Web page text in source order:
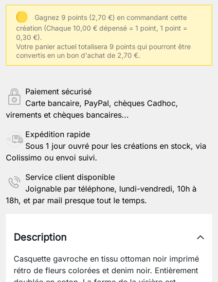
Gagnez 9 points (2,70 €) en commandant cette
création (Chaque 10,00 € dépensé = 1 point, 1 point =
0,30 €).
Votre panier actuel totalisera 9 points qui pourront être
convertis en un bon d'achat de 2,70 €.
Paiement sécurisé
Carte bancaire, PayPal, chèques Cadhoc,
virements et chèques bancaires...
Expédition rapide
Sous 1 jour ouvré pour les créations en stock, via
Colissimo ou envoi suivi.
Service client disponible
Joignable par téléphone, lundi-vendredi, 10h à
18h, et par mail presque tout le temps.
Description
Casquette gavroche en tissu ottoman noir imprimé
rétro de fleurs colorées et denim noir. Entièrement